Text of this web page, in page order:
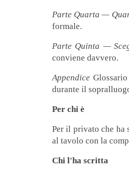
Parte Quarta —
formale.
Parte Quinta —
conviene davvero.
Appendice
durante il
Per chi è
Per il privato che ha
al tavolo con la
Chi l'ha scritta